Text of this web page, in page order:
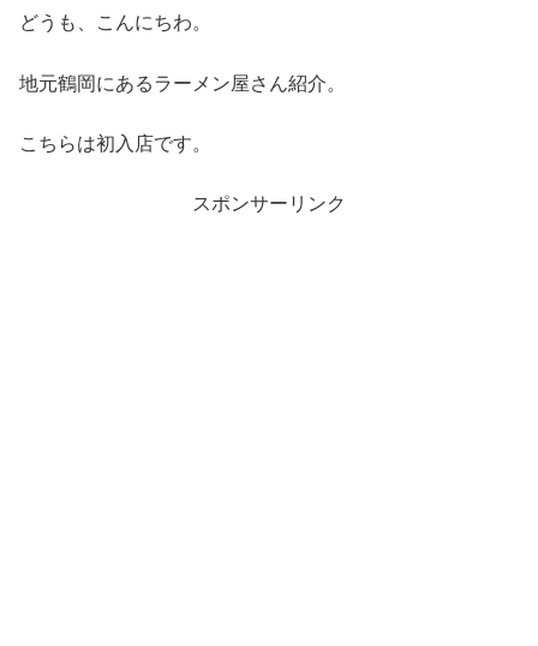
どうも、こんにちわ。
地元鶴岡にあるラーメン屋さん紹介。
こちらは初入店です。
スポンサーリンク